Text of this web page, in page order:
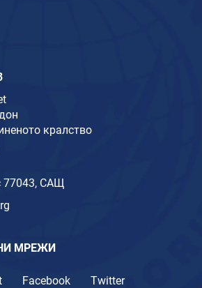
кралство
77043, САЩ
МРЕЖИ
Facebook
Twitter